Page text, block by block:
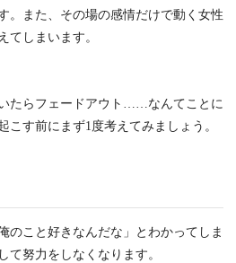
。また、その場の感情だけで動く女性
てしまいます。
たらフェードアウト……なんてことに
こす前にまず1度考えてみましょう。
のこと好きなんだな」とわかってしま
て努力をしなくなります。